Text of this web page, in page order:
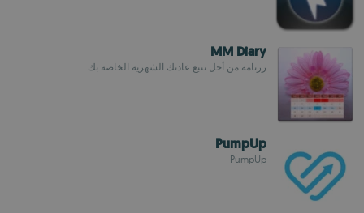
MM Diary
رزنامة من أجل تتبع عادتك الشهرية الخاصة بك
PumpUp
PumpUp